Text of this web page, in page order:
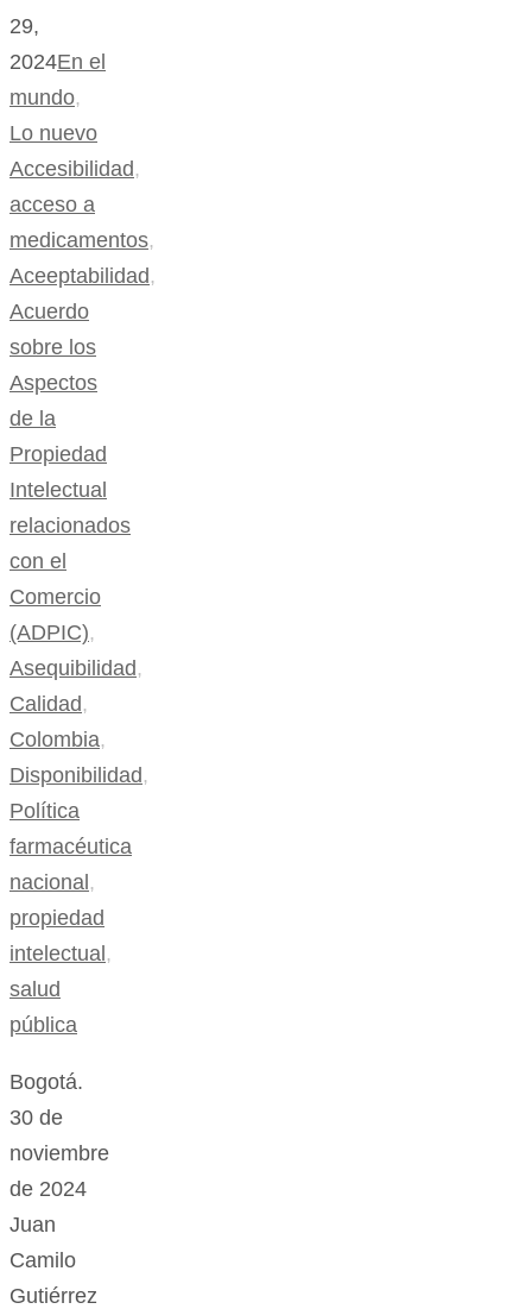
29,
2024En el
mundo,
Lo nuevo
Accesibilidad,
acceso a
medicamentos,
Aceeptabilidad,
Acuerdo
sobre los
Aspectos
de la
Propiedad
Intelectual
relacionados
con el
Comercio
(ADPIC),
Asequibilidad,
Calidad,
Colombia,
Disponibilidad,
Política
farmacéutica
nacional,
propiedad
intelectual,
salud
pública
Bogotá.
30 de
noviembre
de 2024
Juan
Camilo
Gutiérrez